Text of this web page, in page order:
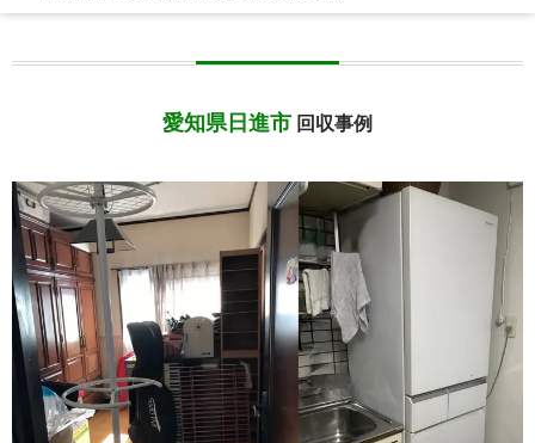
愛知県日進市 回収事例